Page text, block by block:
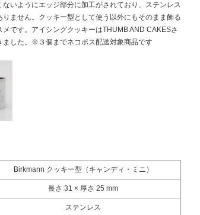
いようにエッジ部分に加工がされており、ステンレス
ません。クッキー型として使う以外にもそのまま飾る
です。アイシングクッキーはTHUMB AND CAKESさ
ました。※３個までネコポス配送対象商品です
Birkmann クッキー型（キャンディ・ミニ）
長さ 31 × 厚さ 25 mm
ステンレス